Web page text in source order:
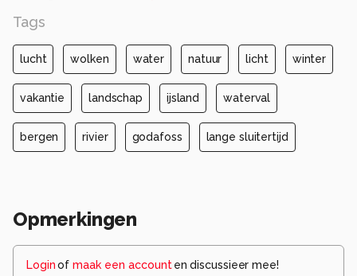
Tags
lucht wolken water natuur licht winter
vakantie landschap ijsland waterval
bergen rivier godafoss lange sluitertijd
Opmerkingen
Loginof maak een account en discussieer mee!